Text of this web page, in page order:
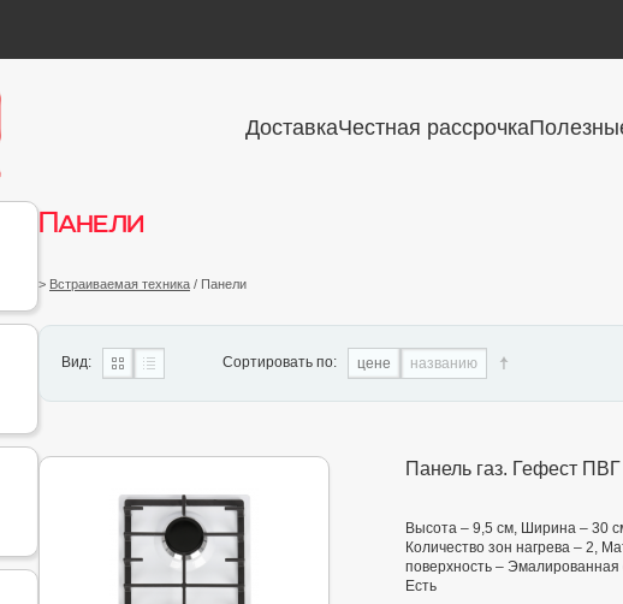
ДоставкаЧестная рассрочка
Панели
> Встраиваемая техника / Панели
Вид: Сортировать по: цене названию
Панель газ. Гефест
Высота – 9,5 см, Ширина – 30
Количество зон нагрева – 2,
поверхность –
Есть